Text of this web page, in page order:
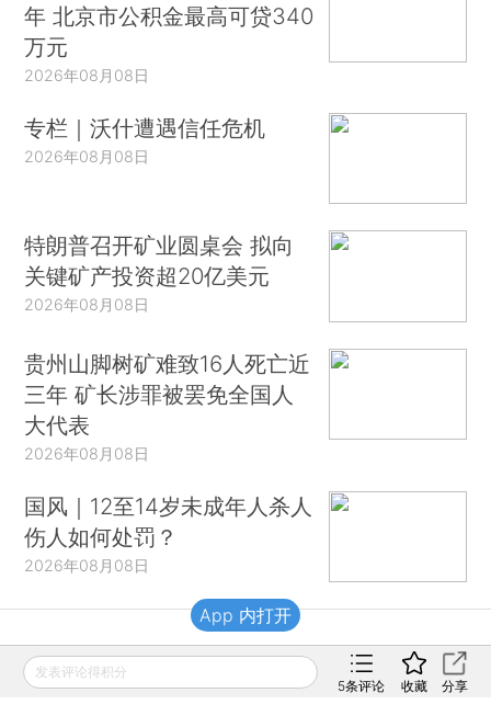
年 北京市公积金最高可贷340
万元
2026年08月08日
专栏｜沃什遭遇信任危机
2026年08月08日
特朗普召开矿业圆桌会 拟向
关键矿产投资超20亿美元
2026年08月08日
贵州山脚树矿难致16人死亡近
三年 矿长涉罪被罢免全国人
大代表
2026年08月08日
国风｜12至14岁未成年人杀人
伤人如何处罚？
2026年08月08日
财新移动
发表评论得积分
5条评论 收藏 分享
App 内打开